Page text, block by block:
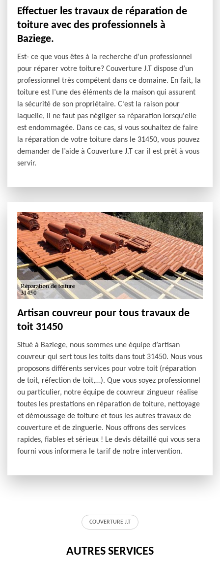
Effectuer les travaux de réparation de
toiture avec des professionnels à
Baziege.
Est- ce que vous êtes à la recherche d’un professionnel
pour réparer votre toiture? Couverture J.T dispose d’un
professionnel très compétent dans ce domaine. En fait, la
toiture est l’une des éléments de la maison qui assurent
la sécurité de son propriétaire. C’est la raison pour
laquelle, il ne faut pas négliger sa réparation lorsqu'elle
est endommagée. Dans ce cas, si vous souhaitez de faire
la réparation de votre toiture dans le 31450, vous pouvez
demander de l’aide à Couverture J.T car il est prêt à vous
servir.
Artisan couvreur pour tous travaux de
toit 31450
Situé à Baziege, nous sommes une équipe d’artisan
couvreur qui sert tous les toits dans tout 31450. Nous vous
proposons différents services pour votre toit (réparation
de toit, réfection de toit,…). Que vous soyez professionnel
ou particulier, notre équipe de couvreur zingueur réalise
toutes les prestations en réparation de toiture, nettoyage
et démoussage de toiture et tous les autres travaux de
couverture et de zinguerie. Nous offrons des services
rapides, fiables et sérieux ! Le devis détaillé qui vous sera
fourni vous informera le tarif de notre intervention.
COUVERTURE J.T
AUTRES SERVICES